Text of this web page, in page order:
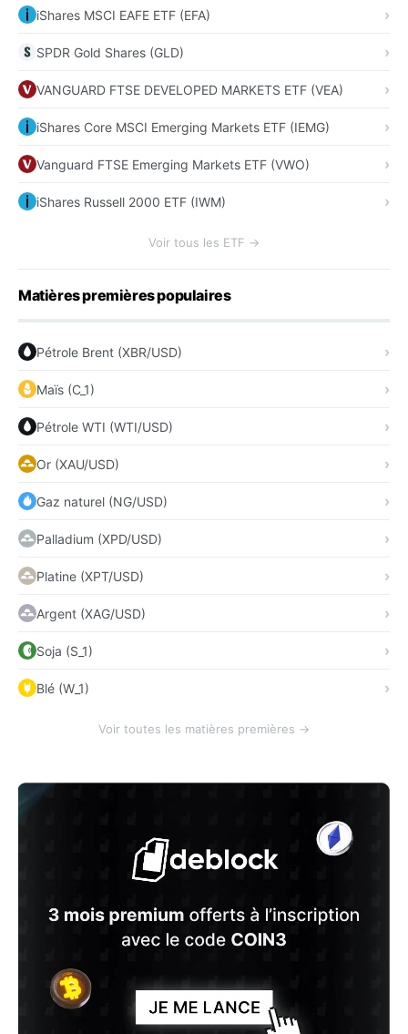
iShares MSCI EAFE ETF (EFA)
SPDR Gold Shares (GLD)
VANGUARD FTSE DEVELOPED MARKETS ETF (VEA)
iShares Core MSCI Emerging Markets ETF (IEMG)
Vanguard FTSE Emerging Markets ETF (VWO)
iShares Russell 2000 ETF (IWM)
Voir tous les ETF →
Matières premières populaires
Pétrole Brent (XBR/USD)
Maïs (C_1)
Pétrole WTI (WTI/USD)
Or (XAU/USD)
Gaz naturel (NG/USD)
Palladium (XPD/USD)
Platine (XPT/USD)
Argent (XAG/USD)
Soja (S_1)
Blé (W_1)
Voir toutes les matières premières →